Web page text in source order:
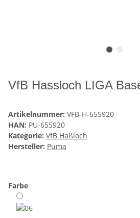
VfB Hassloch LIGA
Artikelnummer: VFB-H-655920
HAN: PU-655920
Kategorie: VfB Haßloch
Hersteller: Puma
Farbe